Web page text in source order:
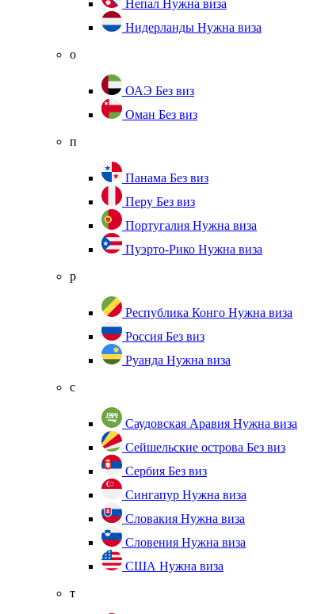
Непал Нужна виза
Нидерланды Нужна виза
о
ОАЭ Без виз
Оман Без виз
п
Панама Без виз
Перу Без виз
Португалия Нужна виза
Пуэрто-Рико Нужна виза
р
Республика Конго Нужна виза
Россия Без виз
Руанда Нужна виза
с
Саудовская Аравия Нужна виза
Сейшельские острова Без виз
Сербия Без виз
Сингапур Нужна виза
Словакия Нужна виза
Словения Нужна виза
США Нужна виза
т